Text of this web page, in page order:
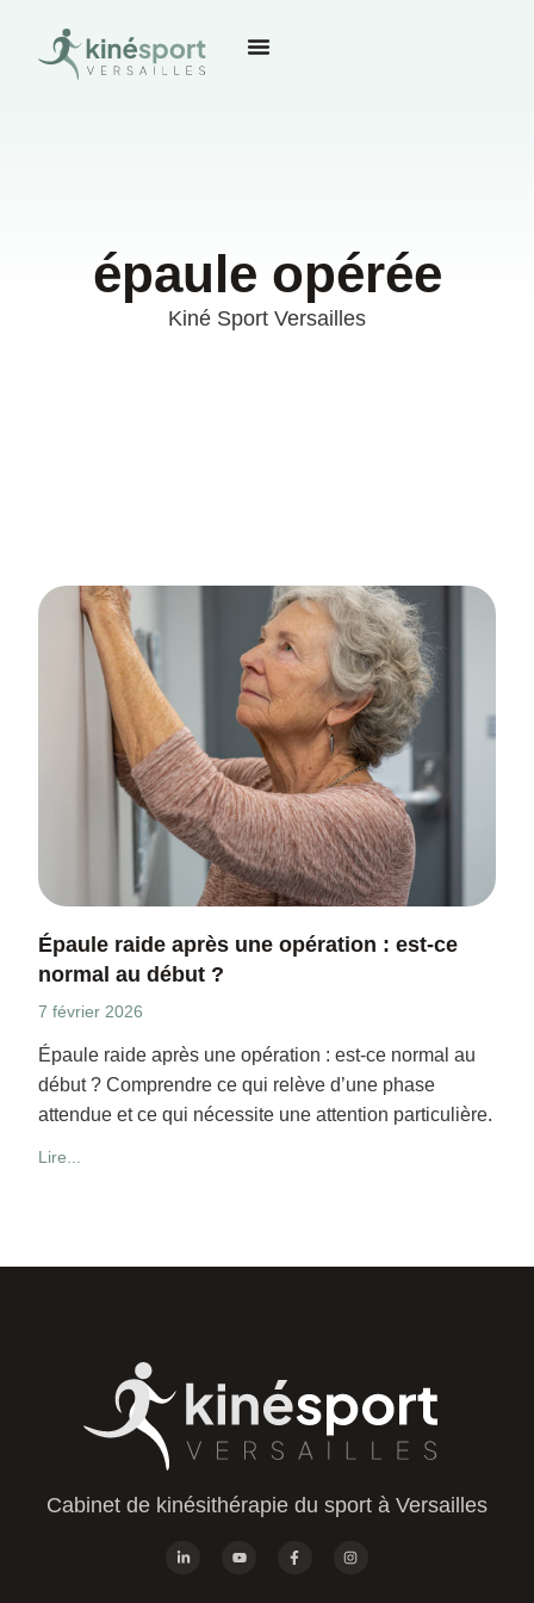
épaule opérée
Kiné Sport Versailles
Épaule raide après une opération : est-ce
normal au début ?
7 février 2026
Épaule raide après une opération : est-ce normal au
début ? Comprendre ce qui relève d’une phase
attendue et ce qui nécessite une attention particulière.
Lire...
Cabinet de kinésithérapie du sport à Versailles